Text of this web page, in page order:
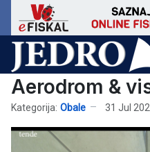
Aerodrom &
Kategorija: Obale 31 Jul